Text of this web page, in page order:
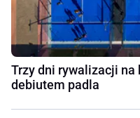
Trzy dni rywalizacji na
debiutem padla